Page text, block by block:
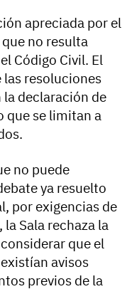
apreciada por el
no resulta
Código Civil. El
resoluciones
declaración de
que se limitan a
no puede
ya resuelto
por exigencias de
Sala rechaza la
que el
avisos
previos de la